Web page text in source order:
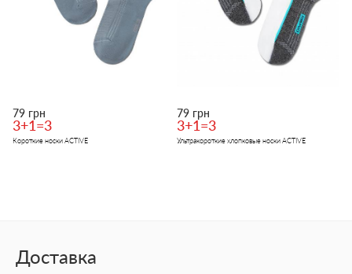
79 грн
3+1=3
Короткие носки ACTIVE
79 грн
3+1=3
Ультракороткие хлопковые носки ACTIVE
Доставка